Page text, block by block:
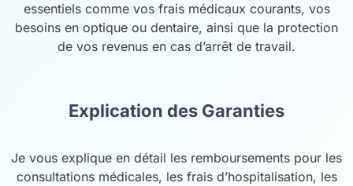
essentiels comme vos frais médicaux courants, vos
besoins en optique ou dentaire, ainsi que la protection
de vos revenus en cas d’arrêt de travail.
Explication des Garanties
Je vous explique en détail les remboursements pour les
consultations médicales, les frais d’hospitalisation, les